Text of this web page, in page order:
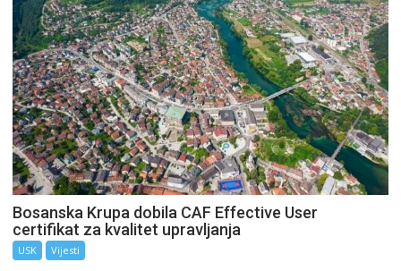
Bosanska Krupa dobila CAF Effective User
certifikat za kvalitet upravljanja
USK Vijesti